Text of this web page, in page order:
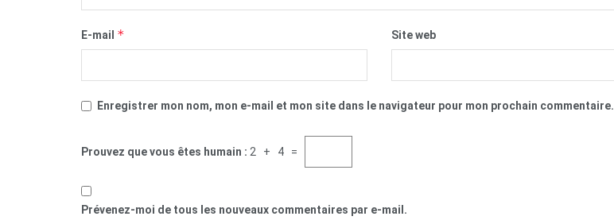
E-mail * Site web
Enregistrer mon nom, mon e-mail et mon site dans le navigateur pour mon prochain commentaire.
Prouvez que vous êtes humain : 2 + 4 =
Prévenez-moi de tous les nouveaux commentaires par e-mail.